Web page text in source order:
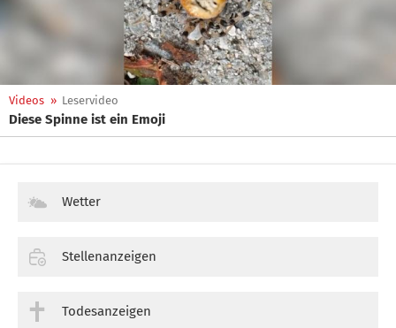
Videos » Leservideo
Diese Spinne ist ein Emoji
Wetter
Stellenanzeigen
Todesanzeigen